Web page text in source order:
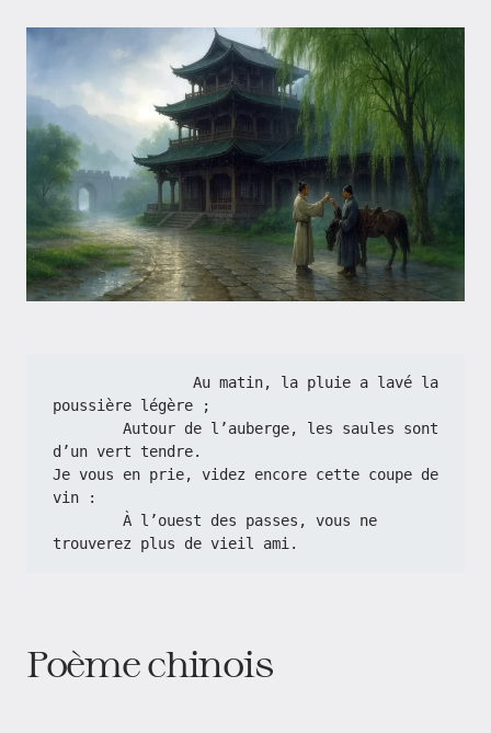
poussière légère ;
d’un vert tendre.
Je vous en prie, videz encore cette coupe de
vin :
trouverez plus de vieil ami.
Poème chinois